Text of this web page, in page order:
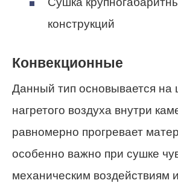
конструкций
Конвекционные
Данный тип основывается на
нагретого воздуха внутри
равномерно прогревает
особенно важно при сушке
механическим воздействиям